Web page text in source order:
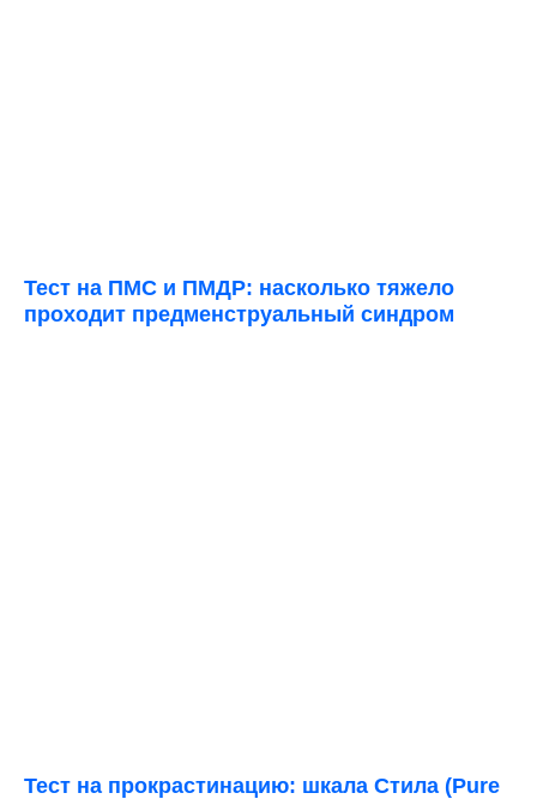
Тест на ПМС и ПМДР: насколько тяжело
проходит предменструальный синдром
Тест на прокрастинацию: шкала Стила (Pure